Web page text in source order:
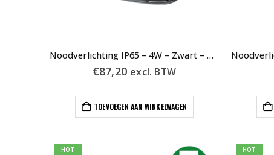
Noodverlichting IP65 – 4W – Zwart – Auto Test – 600-036
€87,20 excl. BTW
TOEVOEGEN AAN WINKELWAGEN
HOT HOT